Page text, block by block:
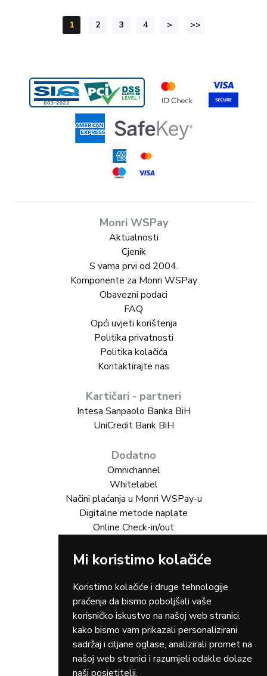
Mi koristimo kolačiće
Koristimo kolačiće i druge tehnologije
praćenja da bismo poboljšali vaše
korisničko iskustvo na našoj web stranici,
kako bismo vam prikazali personalizirani
sadržaj i ciljane oglase, analizirali promet na
našoj web stranici i razumjeli odakle dolaze
naši posjetitelji.
1 2 3 4 > >>
Monri WSPay
Aktualnosti
Cjenik
S vama prvi od 2004.
Komponente za Monri WSPay
Obavezni podaci
FAQ
Opći uvjeti korištenja
Politika privatnosti
Politika kolačića
Kontaktirajte nas
Kartičari - partneri
Intesa Sanpaolo Banka BiH
UniCredit Bank BiH
Dodatno
Omnichannel
Whitelabel
Načini plaćanja u Monri WSPay-u
Digitalne metode naplate
Online Check-in/out
Rješenja za vas
Turizam
Gastro
Rent-a-car
Dostava
Zdravstvo
Osiguranja
Taxi